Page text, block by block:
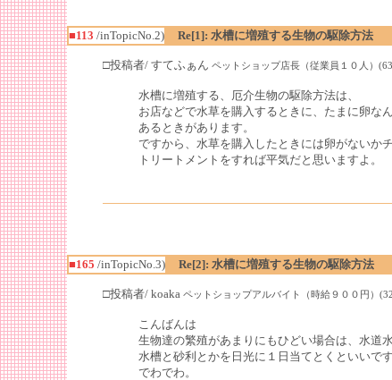
■113 /inTopicNo.2) Re[1]: 水槽に増殖する生物の駆除方法
□投稿者/ すてふぁん ペットショップ店長（従業員１０人）
水槽に増殖する、厄介生物の駆除方法は、
お店などで水草を購入するときに、たまに卵な
あるときがあります。
ですから、水草を購入したときには卵がないかチ
トリートメントをすれば平気だと思いますよ。
■165 /inTopicNo.3) Re[2]: 水槽に増殖する生物の駆除方法
□投稿者/ koaka ペットショップアルバイト（時給９００円）
こんばんは
生物達の繁殖があまりにもひどい場合は、水道
水槽と砂利とかを日光に１日当てとくといいです
でわでわ。